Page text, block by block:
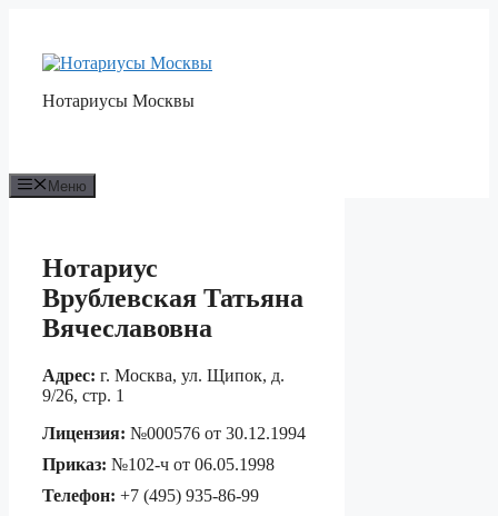
содержимому
Нотариусы Москвы
Меню
Нотариус
Врублевская Татьяна
Вячеславовна
Адрес: г. Москва, ул. Щипок, д.
9/26, стр. 1
Лицензия: №000576 от 30.12.1994
Приказ: №102-ч от 06.05.1998
Телефон: +7 (495) 935-86-99